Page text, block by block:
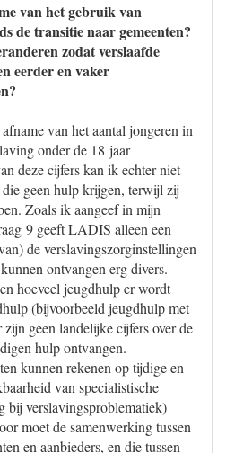
van het gebruik van
de transitie naar gemeenten?
zodat verslaafde
eerder en vaker
van het aantal jongeren in
onder de 18 jaar
deze cijfers kan ik echter niet
geen hulp krijgen, terwijl zij
Zoals ik aangeef in mijn
9 geeft LADIS alleen een
de verslavingszorginstellingen
ontvangen erg divers.
hoeveel jeugdhulp er wordt
(bijvoorbeeld jeugdhulp met
geen landelijke cijfers over de
hulp ontvangen.
kunnen rekenen op tijdige en
van specialistische
bij verslavingsproblematiek)
moet de samenwerking tussen
en aanbieders, en die tussen